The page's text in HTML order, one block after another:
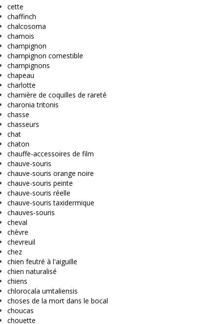
cette
chaffinch
chalcosoma
chamois
champignon
champignon comestible
champignons
chapeau
charlotte
charnière de coquilles de rareté
charonia tritonis
chasse
chasseurs
chat
chaton
chauffe-accessoires de film
chauve-souris
chauve-souris orange noire
chauve-souris peinte
chauve-souris réelle
chauve-souris taxidermique
chauves-souris
cheval
chèvre
chevreuil
chez
chien feutré à l'aiguille
chien naturalisé
chiens
chlorocala umtaliensis
choses de la mort dans le bocal
choucas
chouette